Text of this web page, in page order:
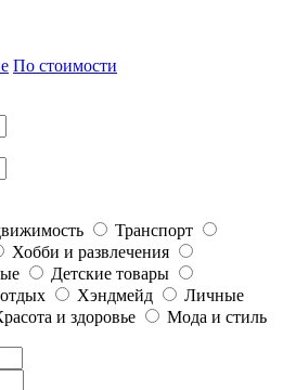
По стоимости
Транспорт
Хобби и развлечения
Детские товары
Хэндмейд
Личные
и здоровье
Мода и стиль